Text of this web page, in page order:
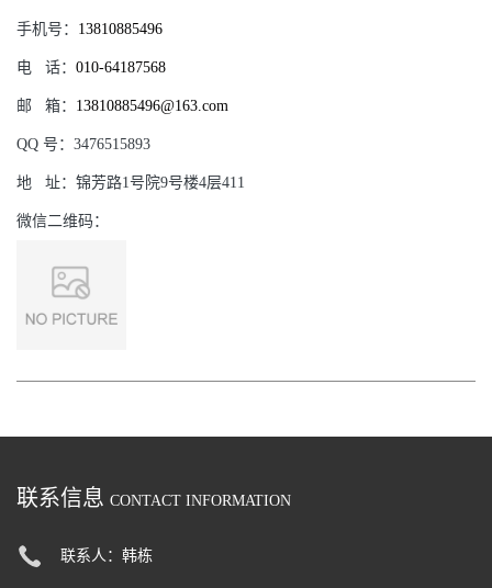
手机号： 13810885496
电 话： 010-64187568
邮 箱： 13810885496@163.com
QQ 号： 3476515893
地 址： 锦芳路1号院9号楼4层411
微信二维码：
联系信息 CONTACT INFORMATION
联系人：韩栋